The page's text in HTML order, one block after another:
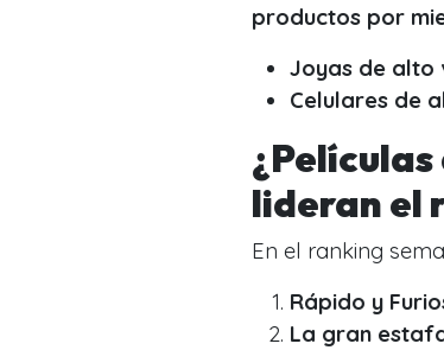
productos por
Joyas de alto
Celulares de
lideran el
En el ranking
Rápido y
La gran